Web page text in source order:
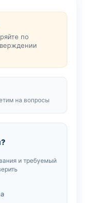
по
на вопросы
и требуемый